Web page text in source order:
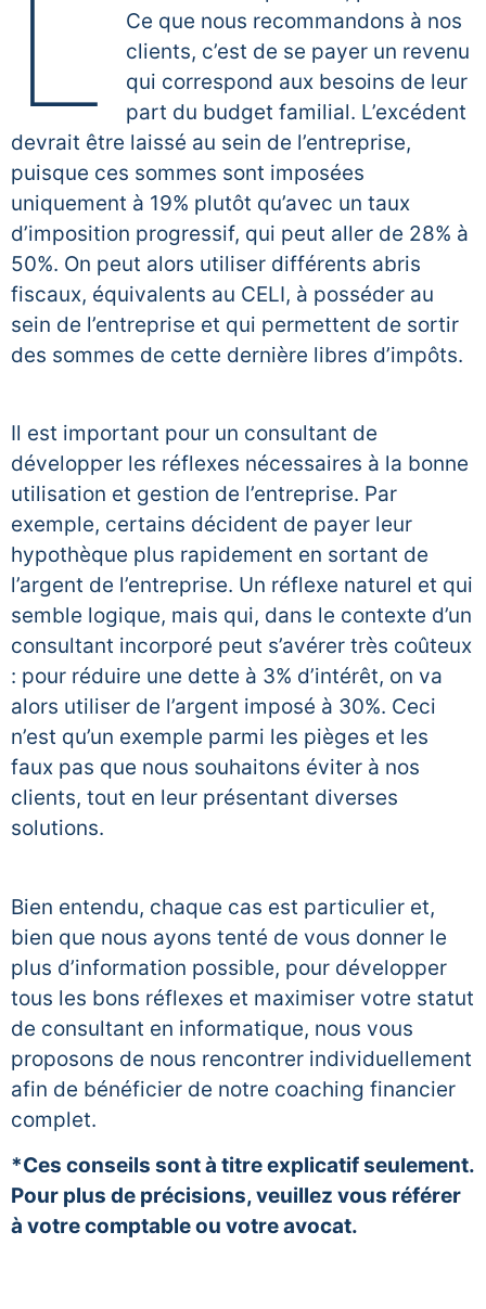
L
Ce que nous recommandons à nos
clients, c’est de se payer un revenu
qui correspond aux besoins de leur
part du budget familial. L’excédent
devrait être laissé au sein de l’entreprise,
puisque ces sommes sont imposées
uniquement à 19% plutôt qu’avec un taux
d’imposition progressif, qui peut aller de 28% à
50%. On peut alors utiliser différents abris
fiscaux, équivalents au CELI, à posséder au
sein de l’entreprise et qui permettent de sortir
des sommes de cette dernière libres d’impôts.
Il est important pour un consultant de
développer les réflexes nécessaires à la bonne
utilisation et gestion de l’entreprise. Par
exemple, certains décident de payer leur
hypothèque plus rapidement en sortant de
l’argent de l’entreprise. Un réflexe naturel et qui
semble logique, mais qui, dans le contexte d’un
consultant incorporé peut s’avérer très coûteux
: pour réduire une dette à 3% d’intérêt, on va
alors utiliser de l’argent imposé à 30%. Ceci
n’est qu’un exemple parmi les pièges et les
faux pas que nous souhaitons éviter à nos
clients, tout en leur présentant diverses
solutions.
Bien entendu, chaque cas est particulier et,
bien que nous ayons tenté de vous donner le
plus d’information possible, pour développer
tous les bons réflexes et maximiser votre statut
de consultant en informatique, nous vous
proposons de nous rencontrer individuellement
afin de bénéficier de notre coaching financier
complet.
*Ces conseils sont à titre explicatif seulement.
Pour plus de précisions, veuillez vous référer
à votre comptable ou votre avocat.